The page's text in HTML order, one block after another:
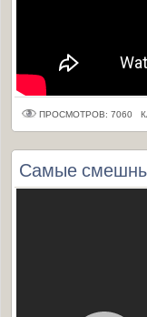
ПРОСМОТРОВ: 7060
Самые